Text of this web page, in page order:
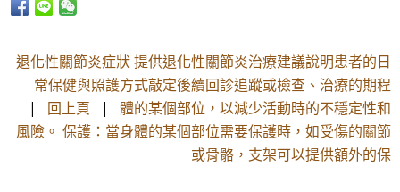
退化性關節炎症狀 提供退化性關節炎治療建議說明患者的日
常保健與照護方式敲定後續回診追蹤或檢查、治療的期程
| 回上頁 | 體的某個部位，以減少活動時的不穩定性和
風險。 保護：當身體的某個部位需要保護時，如受傷的關節
或骨骼，支架可以提供額外的保